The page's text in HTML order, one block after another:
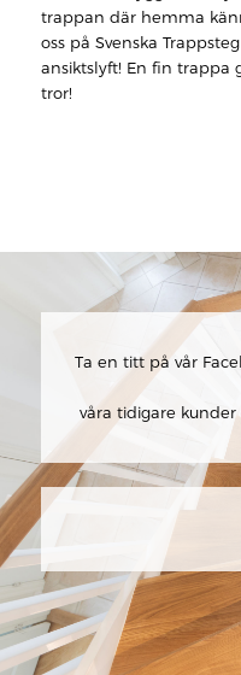
trappan där hemma
oss på Svenska
ansiktslyft! En fin trappa
tror!
Ta en titt på vår
våra tidigare kunder